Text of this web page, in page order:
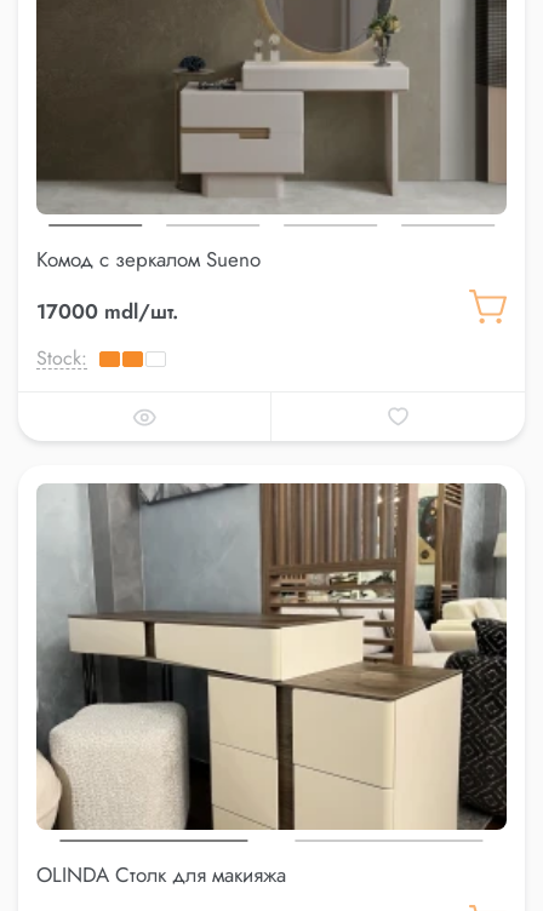
Комод с зеркалом Sueno
17000 mdl/шт.
Stock:
OLINDA Столк для макияжа